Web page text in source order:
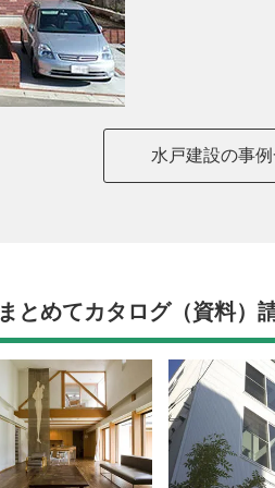
水戸建設の事
まとめてカタログ（資料）